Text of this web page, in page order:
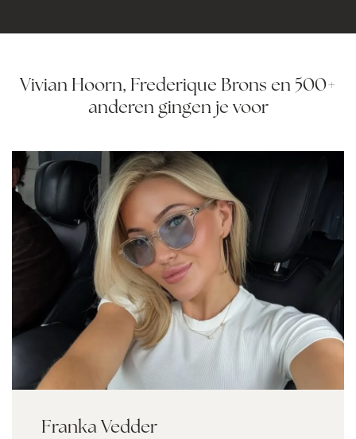
Vivian Hoorn, Frederique Brons en 500+
anderen gingen je voor
Franka Vedder